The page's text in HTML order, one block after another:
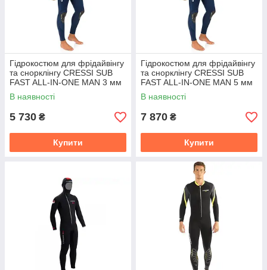
Гідрокостюм для фрідайвінгу
та снорклінгу CRESSI SUB
FAST ALL-IN-ONE MAN 3 мм
В наявності
5 730 ₴
Купити
Гідрокостюм для фрідайвінгу
та снорклінгу CRESSI SUB
FAST ALL-IN-ONE MAN 5 мм
В наявності
7 870 ₴
Купити